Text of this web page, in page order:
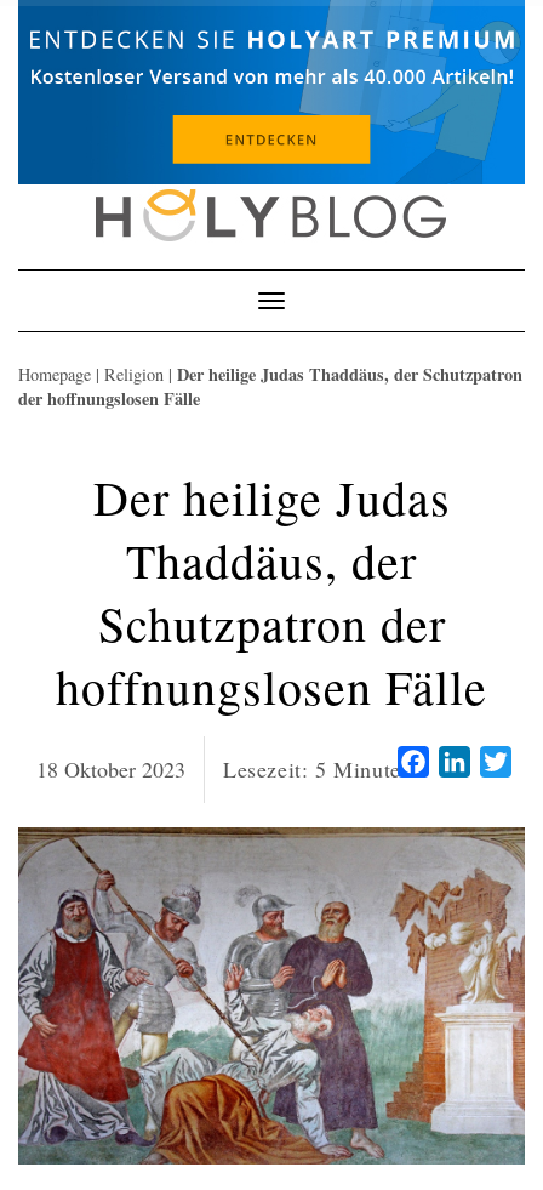
Toggle
Navigation
Homepage | Religion | Der heilige Judas Thaddäus, der Schutzpatron
der hoffnungslosen Fälle
Der heilige Judas
Thaddäus, der
Schutzpatron der
hoffnungslosen Fälle
18 Oktober 2023 Lesezeit: 5 Minuten Facebook